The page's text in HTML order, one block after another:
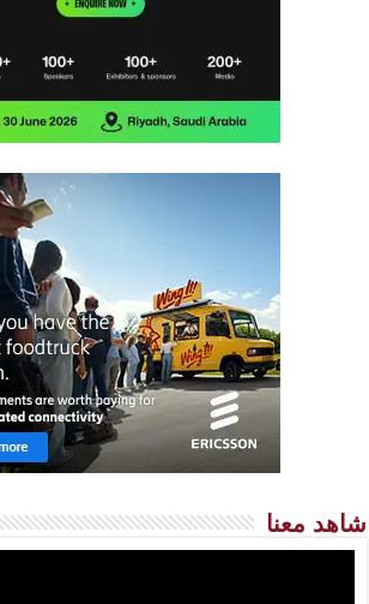
شاهد معنا